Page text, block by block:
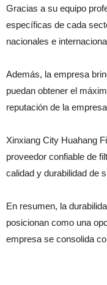
Gracias a su equipo
específicas de cada
nacionales e
Además, la empresa
puedan obtener el
reputación de la
Xinxiang City Huahang
proveedor confiable de
calidad y durabilidad de
En resumen, la
posicionan como una
empresa se consolida